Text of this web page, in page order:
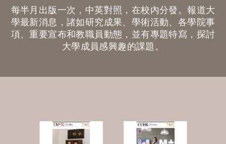
每半月出版一次，中英對照，在校內分發。報道大
學最新消息，諸如研究成果、學術活動、各學院事
項、重要宣布和教職員動態，並有專題特寫，探討
大學成員感興趣的課題。